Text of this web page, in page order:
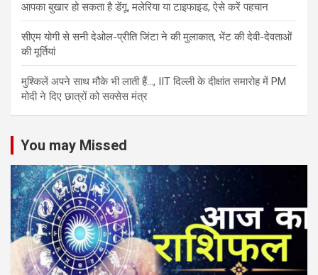
आपका बुखार हो सकता है डेंगू, मलेरिया या टाइफाइड, ऐसे करें पहचान
सीएम योगी से सनी देओल-प्रीति जिंटा ने की मुलाकात, भेंट की देवी-देवताओं
की मूर्तियां
मुश्किलें अपने साथ मौके भी लाती हैं…, IIT दिल्ली के दीक्षांत समारोह में PM
मोदी ने दिए छात्रों को सक्सेस मंत्र
You may Missed